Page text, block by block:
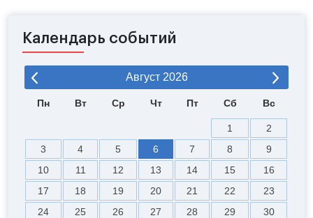
Календарь событий
Август 2026
Пн Вт Ср Чт Пт Сб Вс
1
2
3
4 5 6 7 8
9
10
11 12 13 14 15
16
17
18 19 20 21 22
23
24
25 26 27 28 29
30